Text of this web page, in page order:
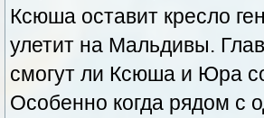
Ксюша оставит кресло
улетит на Мальдивы.
смогут ли Ксюша и Юра
Особенно когда рядом с